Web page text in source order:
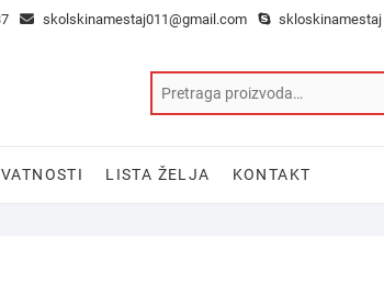
skolskinamestaj011@gmail.com skloskinamestaj
LISTA ŽELJA KONTAKT